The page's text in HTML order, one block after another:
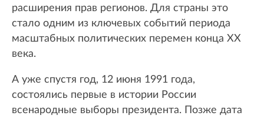
расширения прав регионов. Для страны это
стало одним из ключевых событий периода
масштабных политических перемен конца XX
века.
А уже спустя год, 12 июня 1991 года,
состоялись первые в истории России
всенародные выборы президента. Позже дата